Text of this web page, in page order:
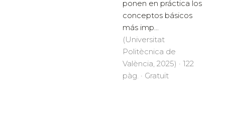
ponen en práctica los
conceptos básicos
más imp...
(Universitat
Politècnica de
València, 2025) · 122
pàg. · Gratuït